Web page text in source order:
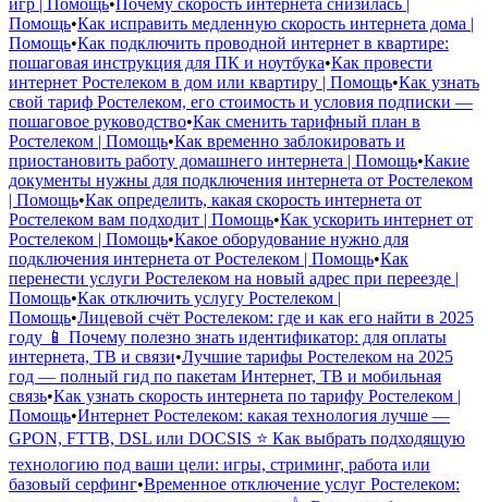
Помощь•Как исправить медленную скорость интернета дома |
Помощь•Как подключить проводной интернет в квартире:
пошаговая инструкция для ПК и ноутбука•Как провести
интернет Ростелеком в дом или квартиру | Помощь•Как узнать
свой тариф Ростелеком, его стоимость и условия подписки —
пошаговое руководство•Как сменить тарифный план в
Ростелеком | Помощь•Как временно заблокировать и
приостановить работу домашнего интернета | Помощь•Какие
документы нужны для подключения интернета от Ростелеком
| Помощь•Как определить, какая скорость интернета от
Ростелеком вам подходит | Помощь•Как ускорить интернет от
Ростелеком | Помощь•Какое оборудование нужно для
подключения интернета от Ростелеком | Помощь•Как
перенести услуги Ростелеком на новый адрес при переезде |
Помощь•Как отключить услугу Ростелеком |
Помощь•Лицевой счёт Ростелеком: где и как его найти в 2025
году 📱 Почему полезно знать идентификатор: для оплаты
интернета, ТВ и связи•Лучшие тарифы Ростелеком на 2025
год — полный гид по пакетам Интернет, ТВ и мобильная
связь•Как узнать скорость интернета по тарифу Ростелеком |
Помощь•Интернет Ростелеком: какая технология лучше —
GPON, FTTB, DSL или DOCSIS ⭐ Как выбрать подходящую
технологию под ваши цели: игры, стриминг, работа или
базовый серфинг•Временное отключение услуг Ростелеком: